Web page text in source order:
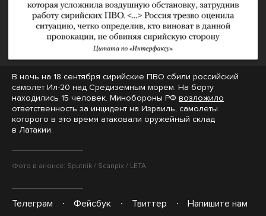
В ночь на 18 сентября сирийские ПВО сбили российский
самолет Ил-20 над Средиземным морем. На борту
находились 15 человек. Минобороны РФ возложило
ответственность за инцидент на Израиль, самолеты
которого в это время атаковали оружейный склад
в Латакии.
Фото в анонсе: Sputnik / Scanpix / LETA
Телеграм Фейсбук Твиттер Напишите нам